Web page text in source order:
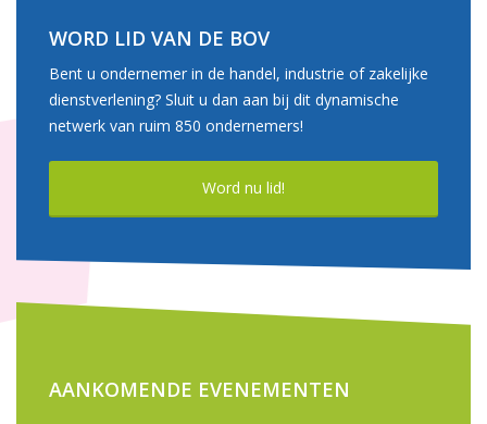
WORD LID VAN DE BOV
Bent u ondernemer in de handel, industrie of zakelijke
dienstverlening? Sluit u dan aan bij dit dynamische
netwerk van ruim 850 ondernemers!
Word nu lid!
AANKOMENDE EVENEMENTEN